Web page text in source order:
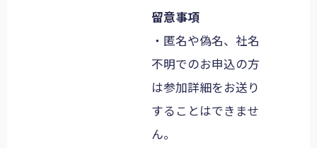
留意事項
・匿名や偽名、社名
不明でのお申込の方
は参加詳細をお送り
することはできませ
ん。